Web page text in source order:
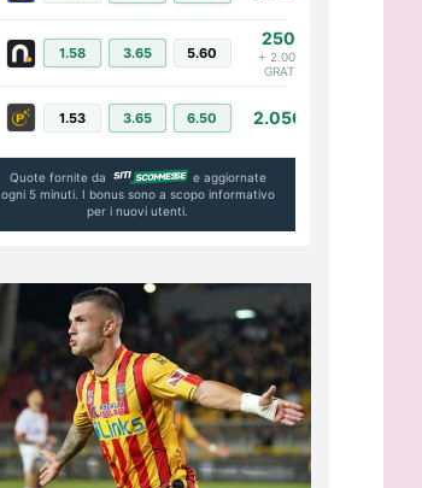
1.58 3.65 5.60
250€
+ 2.000€
GRATIS
1.53 3.65 6.50 2.050€
Quote fornite da
e aggiornate
ogni 5 minuti. I bonus sono a scopo informativo
per i nuovi utenti.